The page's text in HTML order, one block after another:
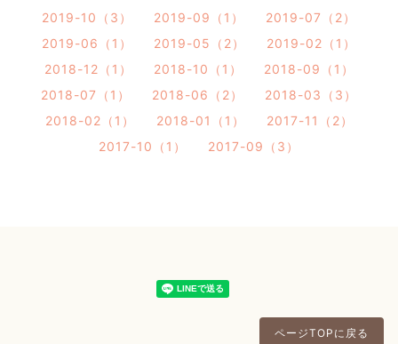
2019-10（3）
2019-09（1）
2019-07（2）
2019-06（1）
2019-05（2）
2019-02（1）
2018-12（1）
2018-10（1）
2018-09（1）
2018-07（1）
2018-06（2）
2018-03（3）
2018-02（1）
2018-01（1）
2017-11（2）
2017-10（1）
2017-09（3）
ページTOPに戻る